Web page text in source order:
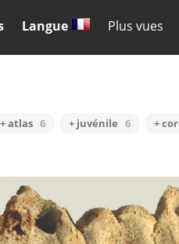
Langue Plus vues
+ atlas 6 + juvénile 6 +